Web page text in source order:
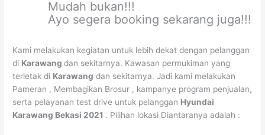
Mudah bukan!!!
Ayo segera booking sekarang juga!!!
Kami melakukan kegiatan untuk lebih dekat dengan pelanggan
di Karawangdan sekitarnya. Kawasan permukiman yang
terletak di Karawang dan sekitarnya. Jadi kami melakukan
Pameran , Membagikan Brosur , kampanye program penjualan,
serta pelayanan test drive untuk pelanggan Hyundai
Karawang Bekasi 2021 . Pilihan lokasi Diantaranya adalah :